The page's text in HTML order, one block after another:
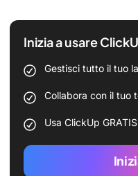
Inizia a usare
Gestisci tutto il tuo
Collabora con il tuo
Usa ClickUp